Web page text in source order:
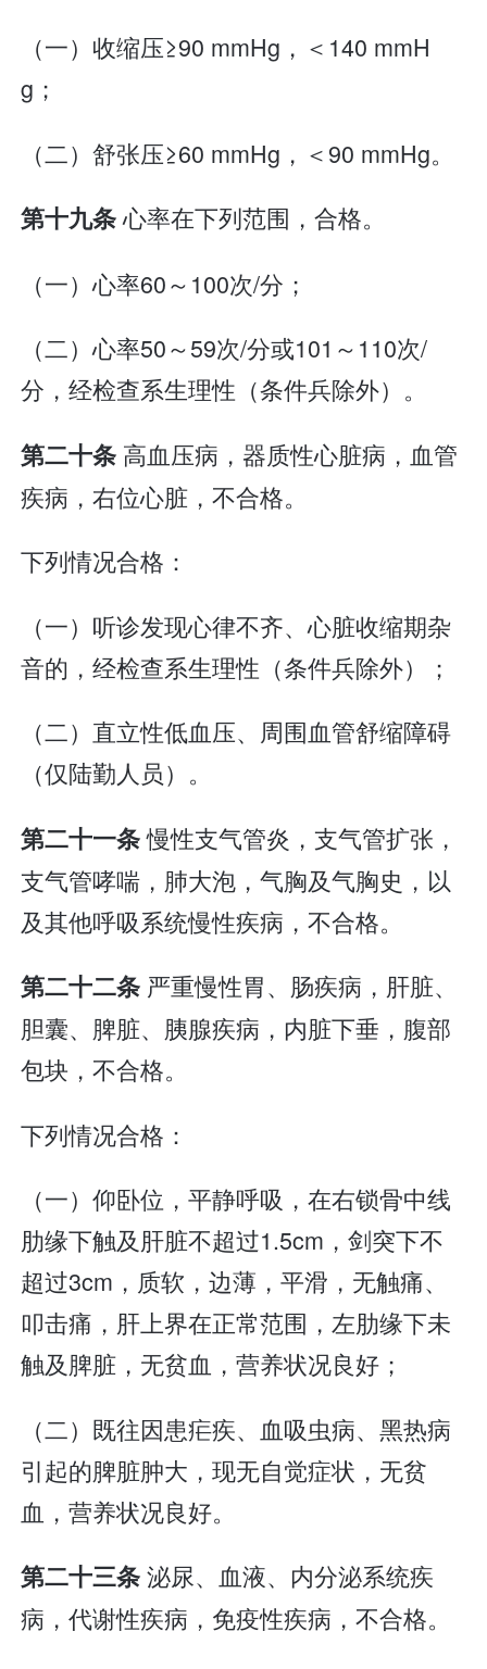
（一）收缩压≥90 mmHg，＜140 mmH
g；
（二）舒张压≥60 mmHg，＜90 mmHg。
第十九条心率在下列范围，合格。
（一）心率60～100次/分；
（二）心率50～59次/分或101～110次/
分，经检查系生理性（条件兵除外）。
第二十条 高血压病，器质性心脏病，血管
疾病，右位心脏，不合格。
下列情况合格：
（一）听诊发现心律不齐、心脏收缩期杂
音的，经检查系生理性（条件兵除外）；
（二）直立性低血压、周围血管舒缩障碍
（仅陆勤人员）。
第二十一条慢性支气管炎，支气管扩张，
支气管哮喘，肺大泡，气胸及气胸史，以
及其他呼吸系统慢性疾病，不合格。
第二十二条 严重慢性胃、肠疾病，肝脏、
胆囊、脾脏、胰腺疾病，内脏下垂，腹部
包块，不合格。
下列情况合格：
（一）仰卧位，平静呼吸，在右锁骨中线
肋缘下触及肝脏不超过1.5cm，剑突下不
超过3cm，质软，边薄，平滑，无触痛、
叩击痛，肝上界在正常范围，左肋缘下未
触及脾脏，无贫血，营养状况良好；
（二）既往因患疟疾、血吸虫病、黑热病
引起的脾脏肿大，现无自觉症状，无贫
血，营养状况良好。
第二十三条泌尿、血液、内分泌系统疾
病，代谢性疾病，免疫性疾病，不合格。